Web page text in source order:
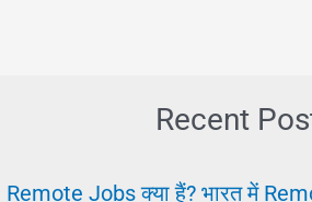
में
Recent
Remote Jobs क्या हैं? भारत में